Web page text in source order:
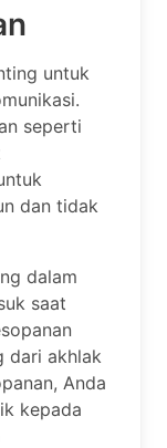
untuk
seperti
dan tidak
dalam
saat
dari akhlak
Anda
kepada